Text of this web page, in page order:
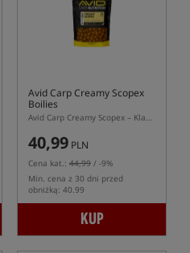
Avid Carp Creamy Scopex
Boilies
Avid Carp Creamy Scopex – Klasyczne Kulki Zanętowe Scopex
40,99 PLN
Cena kat.: 44,99 / -9%
Min. cena z 30 dni przed
obniżką: 40.99
KUP